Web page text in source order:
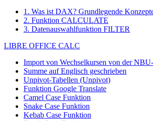
1. Was ist DAX? Grundlegende
2. Funktion CALCULATE
3. Datenauswahlfunktion FILTER
LIBRE OFFICE CALC
Import von Wechselkursen von der
Summe auf Englisch geschrieben
Unpivot-Tabellen (Unpivot)
Funktion Google Translate
Camel Case Funktion
Snake Case Funktion
Kebab Case Funktion